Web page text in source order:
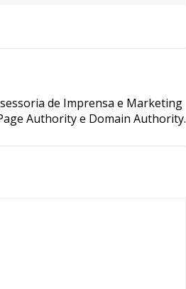
de Imprensa e Marketing
Authority e Domain Authority.